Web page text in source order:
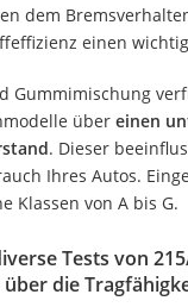
dem
einen
Gummimischung
über einen
. Dieser
Ihres Autos.
Klassen von A bis G.
Tests von
die